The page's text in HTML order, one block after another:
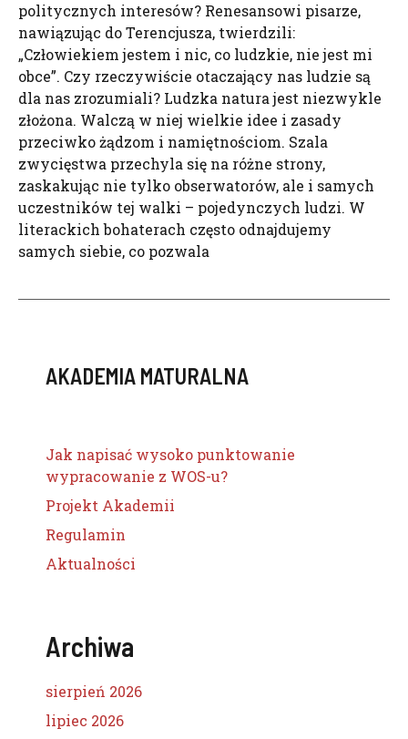
politycznych interesów? Renesansowi pisarze,
nawiązując do Terencjusza, twierdzili:
„Człowiekiem jestem i nic, co ludzkie, nie jest mi
obce”. Czy rzeczywiście otaczający nas ludzie są
dla nas zrozumiali? Ludzka natura jest niezwykle
złożona. Walczą w niej wielkie idee i zasady
przeciwko żądzom i namiętnościom. Szala
zwycięstwa przechyla się na różne strony,
zaskakując nie tylko obserwatorów, ale i samych
uczestników tej walki – pojedynczych ludzi. W
literackich bohaterach często odnajdujemy
samych siebie, co pozwala
AKADEMIA MATURALNA
Jak napisać wysoko punktowanie
wypracowanie z WOS-u?
Projekt Akademii
Regulamin
Aktualności
Archiwa
sierpień 2026
lipiec 2026